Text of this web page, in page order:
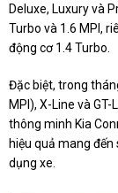
Deluxe, Luxury và
Turbo và 1.6 MPI,
động cơ 1.4 Turbo.
Đặc biệt, trong
MPI), X-Line và
thông minh Kia
hiệu quả mang
dụng xe.